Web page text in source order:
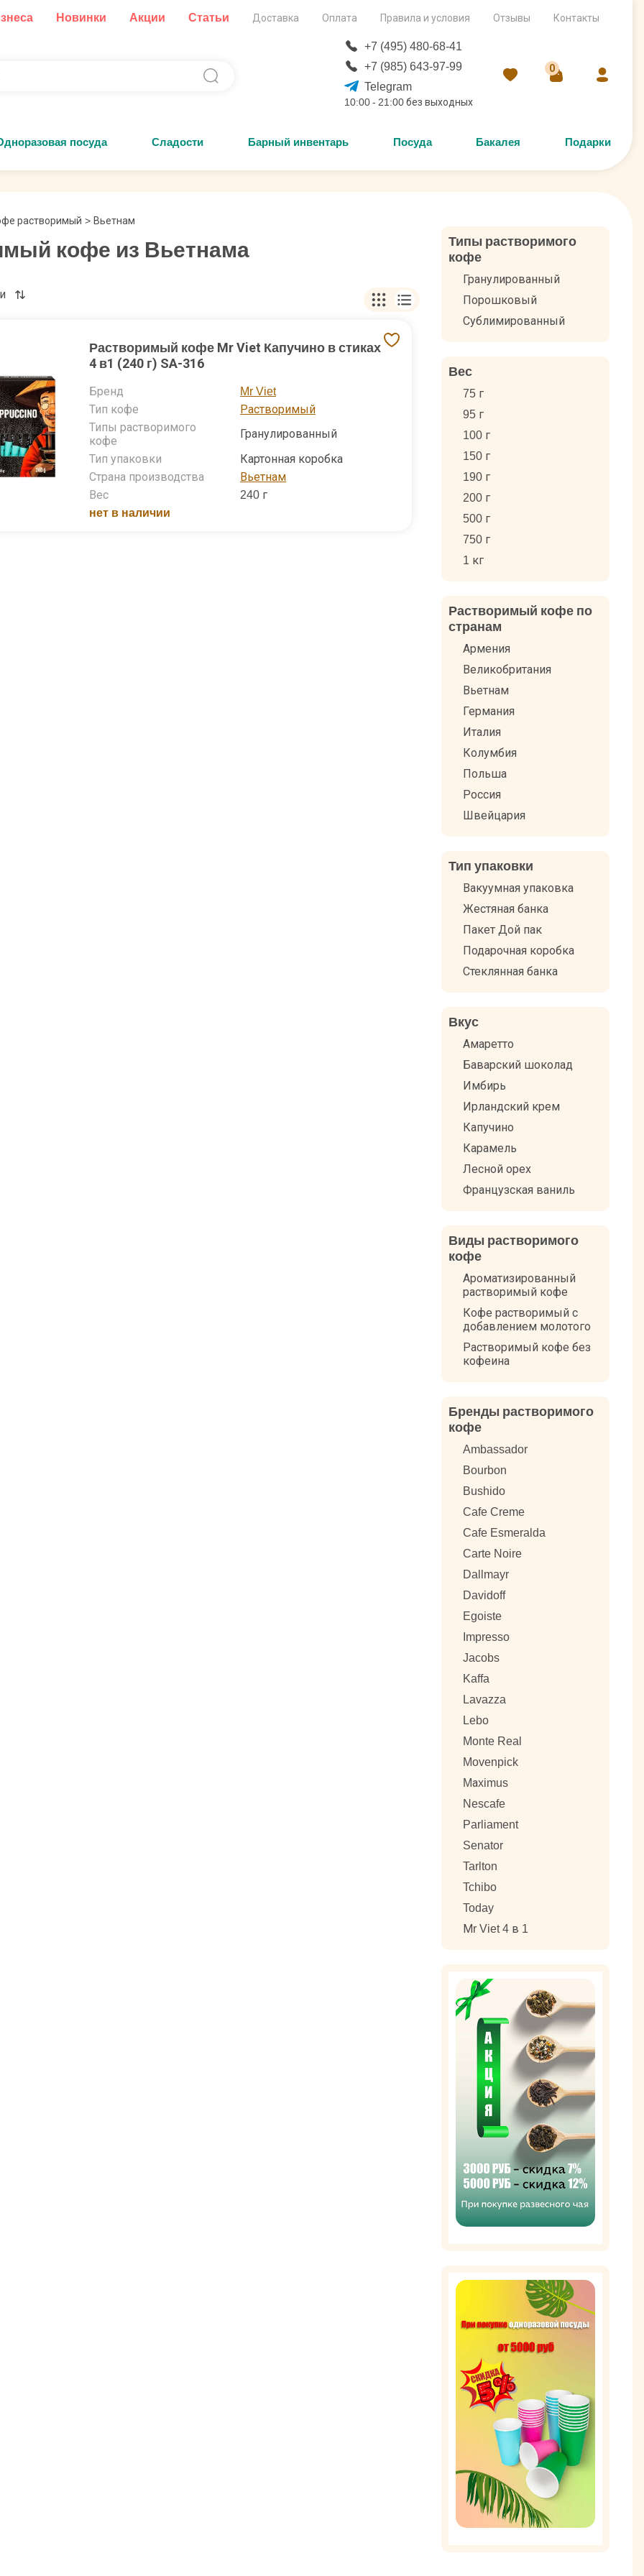
Новинки Акции Статьи Доставка Оплата Правила и условия Отзывы Контакты
+7 (495) 480-68-41
+7 (985) 643-97-99
Telegram
10:00 - 21:00 без выходных
0
посуда Сладости Барный инвентарь Посуда Бакалея Подарки
растворимый > Вьетнам
кофе из Вьетнама
Растворимый кофе Mr Viet Капучино в стиках
4 в1 (240 г) SA-316
Бренд
Mr Viet
Тип кофе
Растворимый
Типы растворимого
кофе
Гранулированный
Тип упаковки
Картонная коробка
Страна производства
Вьетнам
Вес
240 г
нет в наличии
Типы растворимого
кофе
Гранулированный
Порошковый
Сублимированный
Вес
75 г
95 г
100 г
150 г
190 г
200 г
500 г
750 г
1 кг
Растворимый кофе по
странам
Армения
Великобритания
Вьетнам
Германия
Италия
Колумбия
Польша
Россия
Швейцария
Тип упаковки
Вакуумная упаковка
Жестяная банка
Пакет Дой пак
Подарочная коробка
Стеклянная банка
Вкус
Амаретто
Баварский шоколад
Имбирь
Ирландский крем
Капучино
Карамель
Лесной орех
Французская ваниль
Виды растворимого
кофе
Ароматизированный
растворимый кофе
Кофе растворимый с
добавлением молотого
Растворимый кофе без
кофеина
Бренды растворимого
кофе
Ambassador
Bourbon
Bushido
Cafe Creme
Cafe Esmeralda
Carte Noire
Dallmayr
Davidoff
Egoiste
Impresso
Jacobs
Kaffa
Lavazza
Lebo
Monte Real
Movenpick
Mаximus
Nescafe
Parliament
Senator
Tarlton
Tchibo
Today
Мr Viet 4 в 1